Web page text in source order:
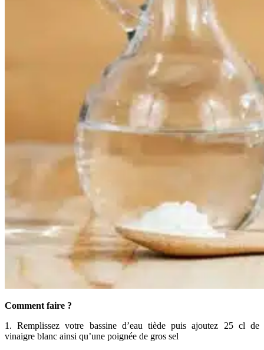
Comment faire ?
1. Remplissez votre bassine d’eau tiède puis ajoutez 25 cl de
vinaigre blanc ainsi qu’une poignée de gros sel